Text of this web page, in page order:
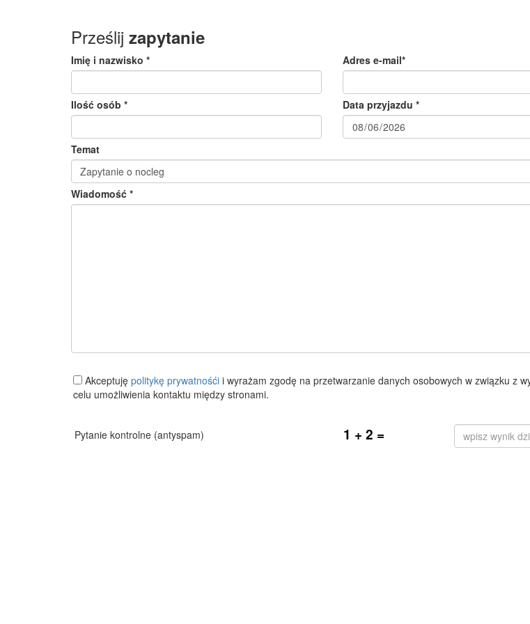
Prześlij zapytanie
Imię i nazwisko * Adres e-mail*
Ilość osób * Data przyjazdu *
Temat
Wiadomość *
Akceptuję politykę prywatnośći i wyrażam zgodę na przetwarzanie danych osobowych w związku z
celu umożliwienia kontaktu między stronami.
Pytanie kontrolne (antyspam) 1 + 2 =